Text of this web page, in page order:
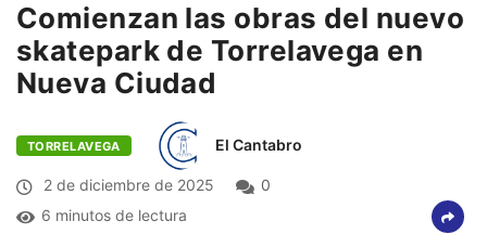
Comienzan las obras del nuevo
skatepark de Torrelavega en
Nueva Ciudad
TORRELAVEGA El Cantabro
2 de diciembre de 2025
0
6 minutos de lectura